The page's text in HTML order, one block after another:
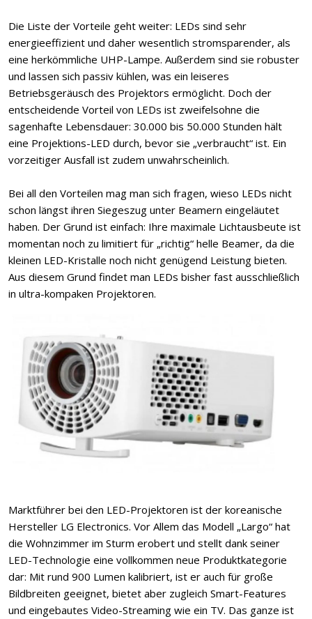
Die Liste der Vorteile geht weiter: LEDs sind sehr
energieeffizient und daher wesentlich stromsparender, als
eine herkömmliche UHP-Lampe. Außerdem sind sie robuster
und lassen sich passiv kühlen, was ein leiseres
Betriebsgeräusch des Projektors ermöglicht. Doch der
entscheidende Vorteil von LEDs ist zweifelsohne die
sagenhafte Lebensdauer: 30.000 bis 50.000 Stunden hält
eine Projektions-LED durch, bevor sie „verbraucht“ ist. Ein
vorzeitiger Ausfall ist zudem unwahrscheinlich.
Bei all den Vorteilen mag man sich fragen, wieso LEDs nicht
schon längst ihren Siegeszug unter Beamern eingeläutet
haben. Der Grund ist einfach: Ihre maximale Lichtausbeute ist
momentan noch zu limitiert für „richtig“ helle Beamer, da die
kleinen LED-Kristalle noch nicht genügend Leistung bieten.
Aus diesem Grund findet man LEDs bisher fast ausschließlich
in ultra-kompaken Projektoren.
Marktführer bei den LED-Projektoren ist der koreanische
Hersteller LG Electronics. Vor Allem das Modell „Largo“ hat
die Wohnzimmer im Sturm erobert und stellt dank seiner
LED-Technologie eine vollkommen neue Produktkategorie
dar: Mit rund 900 Lumen kalibriert, ist er auch für große
Bildbreiten geeignet, bietet aber zugleich Smart-Features
und eingebautes Video-Streaming wie ein TV. Das ganze ist